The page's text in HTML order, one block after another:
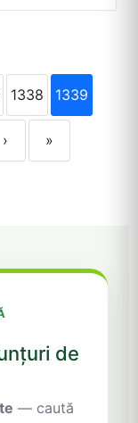
1338 1339
› »
de
— caută